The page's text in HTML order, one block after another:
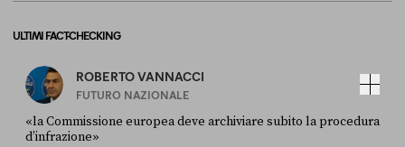
ULTIMI FACT-CHECKING
ROBERTO VANNACCI
FUTURO NAZIONALE
«la Commissione europea deve archiviare subito la procedura
d’infrazione»